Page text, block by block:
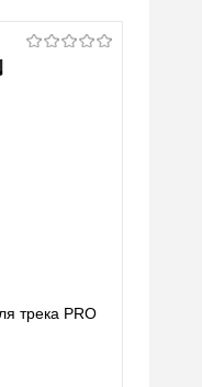
трека PRO